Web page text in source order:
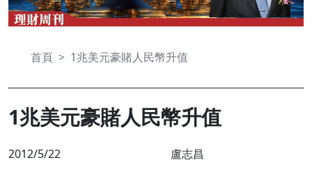
首頁 1兆美元豪賭人民幣升值
1兆美元豪賭人民幣升值
2012/5/22 盧志昌